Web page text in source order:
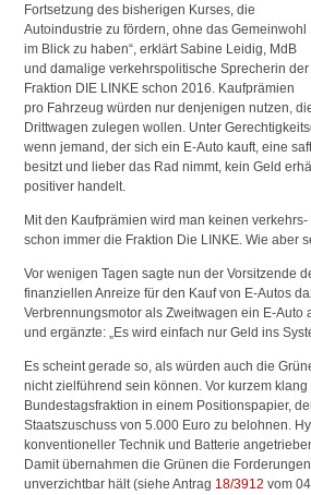
Fortsetzung des bisherigen Kurses, die
Autoindustrie zu fördern, ohne das Gemeinwohl
im Blick zu haben“, erklärt Sabine Leidig, MdB
und damalige verkehrspolitische Sprecherin der
Fraktion DIE LINKE schon 2016. Kaufprämien
pro Fahrzeug würden nur denjenigen nutzen,
Drittwagen zulegen wollen. Unter
wenn jemand, der sich ein E-Auto kauft, eine
besitzt und lieber das Rad nimmt, kein Geld
positiver handelt.
Mit den Kaufprämien wird man keinen
schon immer die Fraktion Die LINKE. Wie aber
Vor wenigen Tagen sagte nun der Vorsitzende
finanziellen Anreize für den Kauf von E-Autos
Verbrennungsmotor als Zweitwagen ein E-
und ergänzte: „Es wird einfach nur Geld ins
Es scheint gerade so, als würden auch die
nicht zielführend sein können. Vor kurzem
Bundestagsfraktion in einem Positionspapier,
Staatszuschuss von 5.000 Euro zu belohnen.
konventioneller Technik und Batterie
Damit übernahmen die Grünen die
unverzichtbar hält (siehe Antrag 18/3912 vom